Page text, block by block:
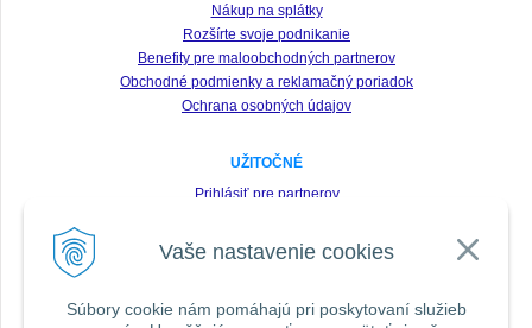
Vaše nastavenie cookies
Súbory cookie nám pomáhajú pri poskytovaní služieb
Nákup na splátky
Rozšírte svoje podnikanie
Benefity pre maloobchodných partnerov
Obchodné podmienky a reklamačný poriadok
Ochrana osobných údajov
UŽITOČNÉ
Prihlásiť pre partnerov
Zabudnuté heslo